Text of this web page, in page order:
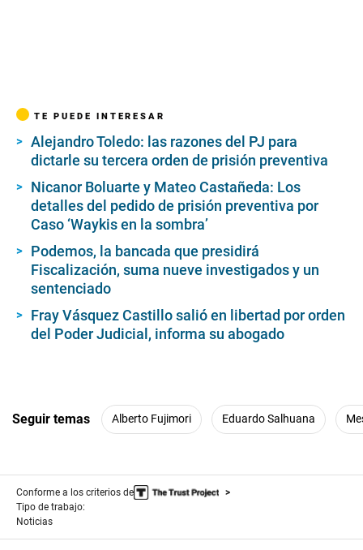
TE PUEDE INTERESAR
Alejandro Toledo: las razones del PJ para
dictarle su tercera orden de prisión preventiva
Nicanor Boluarte y Mateo Castañeda: Los
detalles del pedido de prisión preventiva por
Caso ‘Waykis en la sombra’
Podemos, la bancada que presidirá
Fiscalización, suma nueve investigados y un
sentenciado
Fray Vásquez Castillo salió en libertad por orden
del Poder Judicial, informa su abogado
Seguir temas Alberto Fujimori Eduardo Salhuana
Conforme a los criterios de
Tipo de trabajo:
Noticias